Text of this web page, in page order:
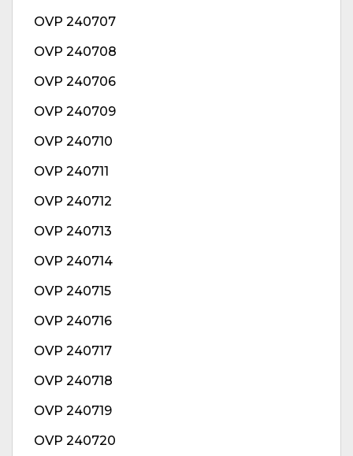
OVP 240707
OVP 240708
OVP 240706
OVP 240709
OVP 240710
OVP 240711
OVP 240712
OVP 240713
OVP 240714
OVP 240715
OVP 240716
OVP 240717
OVP 240718
OVP 240719
OVP 240720